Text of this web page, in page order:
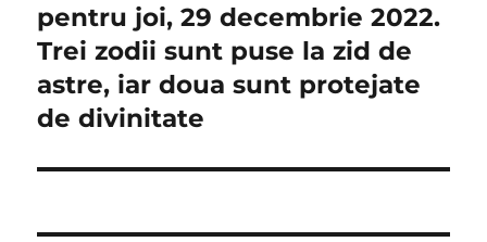
post:
pentru joi, 29 decembrie 2022.
Trei zodii sunt puse la zid de
astre, iar doua sunt protejate
de divinitate